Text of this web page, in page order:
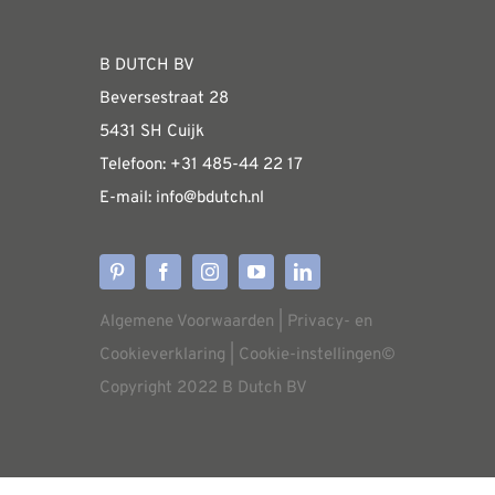
op
de
productpagina
WEBSHOP
Algemene informatie &
Verzendkosten
Levertijden
Aflevering
B DUTCH BV
Beversestraat 28
5431 SH Cuijk
Telefoon: +31 485-44 22 17
E-mail: info@bdutch.nl
Algemene Voorwaarden
Privacy- en
Cookieverklaring
Cookie-instellingen©
Copyright 2022 B Dutch BV